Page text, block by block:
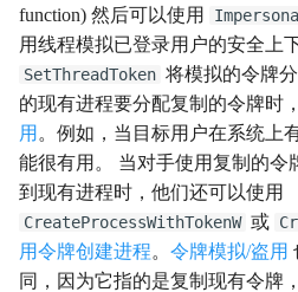
索
防御逃避
发现
执行
数据外传
影响
function) 然后可以使用
用线程模拟已登录用户的安全上
SetThreadToken 将模拟的令牌
的现有进程要分配复制的令牌时
用 。例如，当目标用户在系统上
能很有用。 当对手使用复制的令
到现有进程时，他们还可以使用
CreateProcessWithTokenW 或
用令牌创建进程。 令牌模拟/盗用
同，因为它指的是复制现有令牌